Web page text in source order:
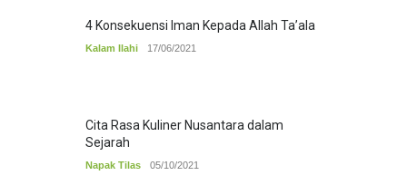
4 Konsekuensi Iman Kepada Allah Ta’ala
Kalam Ilahi 17/06/2021
Cita Rasa Kuliner Nusantara dalam
Sejarah
Napak Tilas 05/10/2021